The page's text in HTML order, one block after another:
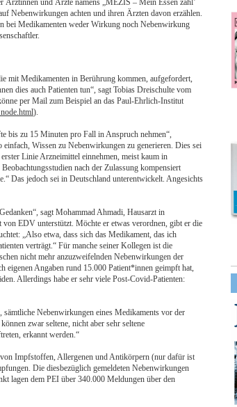
und Ärzte namens „MEZIS – Mein Essen zahl’
Nebenwirkungen achten und ihren Ärzten davon erzählen.
bei Medikamenten weder Wirkung noch Nebenwirkung
mit Medikamenten in Berührung kommen, aufgefordert,
dies auch Patienten tun“, sagt Tobias Dreischulte vom
per Mail zum Beispiel an das Paul-Ehrlich-Institut
).
bis zu 15 Minuten pro Fall in Anspruch nehmen“,
Wissen zu Nebenwirkungen zu generieren. Dies sei
Linie Arzneimittel einnehmen, meist kaum in
nach der Zulassung kompensiert
Das jedoch sei in Deutschland unterentwickelt. Angesichts
sagt Mohammad Ahmadi, Hausarzt in
EDV unterstützt. Möchte er etwas verordnen, gibt er die
„Also etwa, dass sich das Medikament, das ich
verträgt.“ Für manche seiner Kollegen ist die
nicht mehr anzuzweifelnden Nebenwirkungen der
Angaben rund 15.000 Patient*innen geimpft hat,
Allerdings habe er sehr viele Post-Covid-Patienten:
Nebenwirkungen eines Medikaments vor der
zwar seltene, nicht aber sehr seltene
erkannt werden.“
Impfstoffen, Allergenen und Antikörpern (nur dafür ist
Die diesbezüglich gemeldeten Nebenwirkungen
lagen dem PEI über 340.000 Meldungen über den